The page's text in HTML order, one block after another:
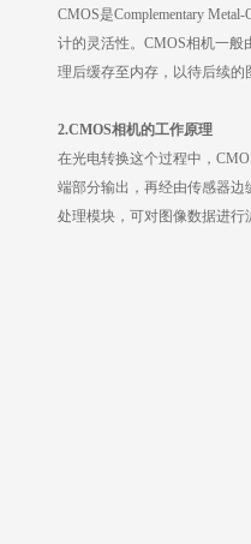
CMOS是Complementary
计的灵活性。CMOS相机一般
理后缓存至内存，以待后续的
2.CMOS相机的工作原理
在光电转换这个过程中，
端部分输出，再经由传感器边
处理模块，可对图像数据进行